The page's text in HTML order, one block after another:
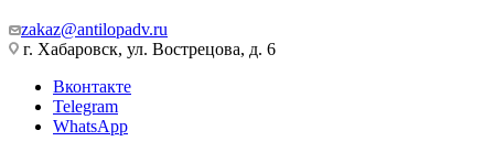
zakaz@antilopadv.ru
г. Хабаровск, ул. Вострецова, д. 6
Вконтакте
Telegram
WhatsApp